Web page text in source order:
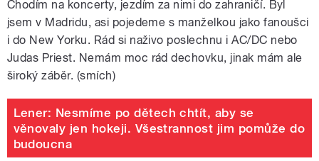
Chodím na koncerty, jezdím za nimi do zahraničí. Byl
jsem v Madridu, asi pojedeme s manželkou jako fanoušci
i do New Yorku. Rád si naživo poslechnu i AC/DC nebo
Judas Priest. Nemám moc rád dechovku, jinak mám ale
široký záběr. (smích)
Lener: Nesmíme po dětech chtít, aby se
věnovaly jen hokeji. Všestrannost jim pomůže do
budoucna